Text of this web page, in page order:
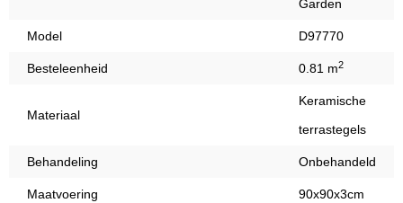
Garden
Model D97770
Besteleenheid 0.81 m2
Materiaal
Keramische
terrastegels
Behandeling Onbehandeld
Maatvoering 90x90x3cm